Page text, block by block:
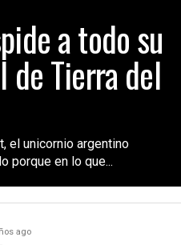
a todo su
de Tierra del
el unicornio argentino
porque en lo que...
ago